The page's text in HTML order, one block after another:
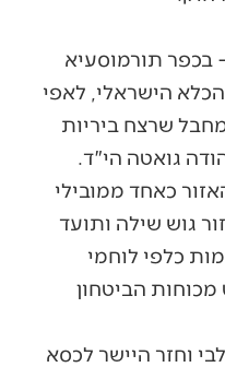
בכפר תורמוסעיא
הישראלי, לאפי
שרצח ביריות
גואטה הי"ד.
כאחד ממובילי
גוש שילה ותועד
כלפי לוחמי
הביטחון
וחזר היישר לכסא